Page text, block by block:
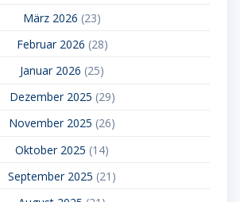
März 2026 (23)
Februar 2026 (28)
Januar 2026 (25)
Dezember 2025 (29)
November 2025 (26)
Oktober 2025 (14)
September 2025 (21)